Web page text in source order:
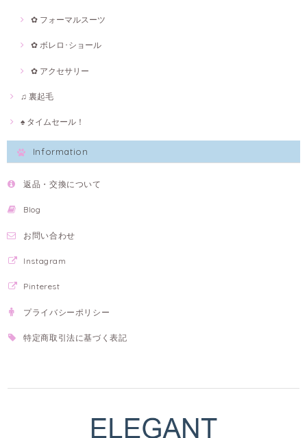
✿ フォーマルスーツ
✿ ボレロ･ショール
✿ アクセサリー
♫ 裏起毛
♠ タイムセール！
Information
返品・交換について
Blog
お問い合わせ
Instagram
Pinterest
プライバシーポリシー
特定商取引法に基づく表記